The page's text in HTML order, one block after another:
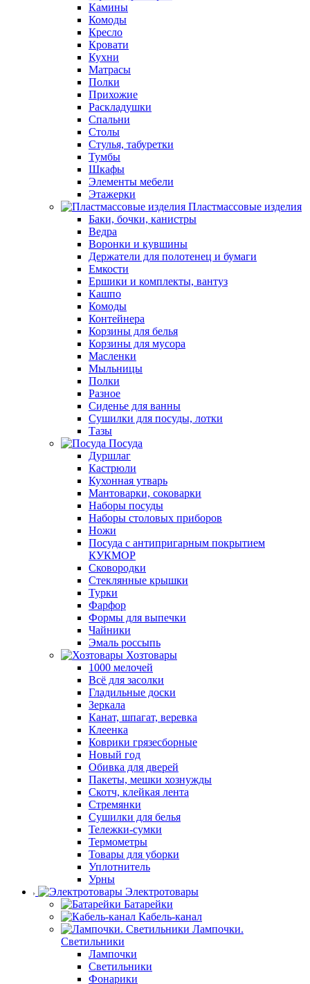
Камины
Комоды
Кресло
Кровати
Кухни
Матрасы
Полки
Прихожие
Раскладушки
Спальни
Столы
Стулья, табуретки
Тумбы
Шкафы
Элементы мебели
Этажерки
Пластмассовые изделия
Баки, бочки, канистры
Ведра
Воронки и кувшины
Держатели для полотенец и бумаги
Емкости
Ершики и комплекты, вантуз
Кашпо
Комоды
Контейнера
Корзины для белья
Корзины для мусора
Масленки
Мыльницы
Полки
Разное
Сиденье для ванны
Сушилки для посуды, лотки
Тазы
Посуда
Дуршлаг
Кастрюли
Кухонная утварь
Мантоварки, соковарки
Наборы посуды
Наборы столовых приборов
Ножи
Посуда с антипригарным покрытием
КУКМОР
Сковородки
Стеклянные крышки
Турки
Фарфор
Формы для выпечки
Чайники
Эмаль россыпь
Хозтовары
1000 мелочей
Всё для засолки
Гладильные доски
Зеркала
Канат, шпагат, веревка
Клеенка
Коврики грязесборные
Новый год
Обивка для дверей
Пакеты, мешки хознужды
Скотч, клейкая лента
Стремянки
Сушилки для белья
Тележки-сумки
Термометры
Товары для уборки
Уплотнитель
Урны
Электротовары
Батарейки
Кабель-канал
Лампочки.
Светильники
Лампочки
Светильники
Фонарики